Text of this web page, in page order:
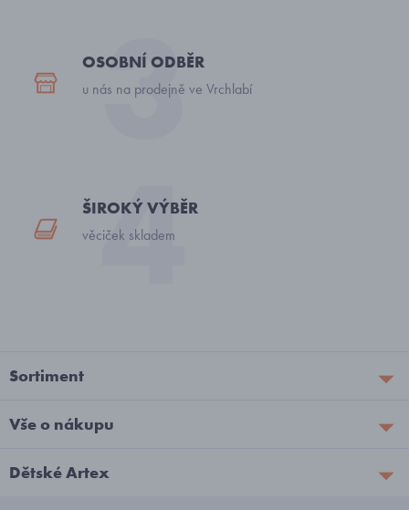
OSOBNÍ ODBĚR
u nás na prodejně ve Vrchlabí
ŠIROKÝ VÝBĚR
věciček skladem
Sortiment
Vše o nákupu
Dětské Artex